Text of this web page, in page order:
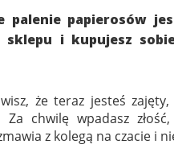
palenie papierosów
i kupujesz
że teraz jesteś
Za chwilę wpadasz
z kolegą na czacie i